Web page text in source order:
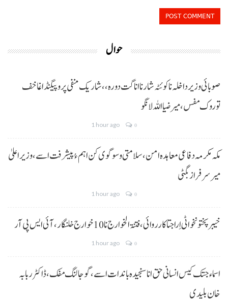
حوال
صوبائی وزیر داخلہ نا کوئٹہ شار نا اناگت دورہ،، شاریک منفی پروپیگنڈا غا خف
توروک مفس، میر ضیا اللہ لانگو
1 hour ago 0
مکہ مکرمہ دفاعی معاہدہ امن، سلامتی و سوگوی کن اہم ءُ پیشرفت اسے،وزیراعلیٰ
میر سرفراز بگٹی
1 hour ago 0
خیبر پختونخوا ٹی اِرا جتا کارروائی، فتنۃ الخوارج نا 10خوارج خلنگار،آئی ایس پی آر
1 hour ago 0
اسماء جتک کیس انسانی حق انا سنجیدہ باندات اسے، گوجالنگ مفک،ڈاکٹر ربابہ
خان بلیدی